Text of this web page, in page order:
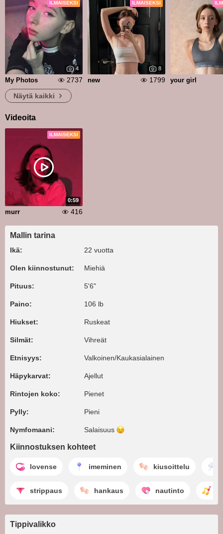
ILMAISEKSI
4
My Photos 2737
ILMAISEKSI
8
new 1799 your girl
Näytä kaikki
Videoita
ILMAISEKSI
0:59
murr 416
Mallin tarina
Ikä: 22 vuotta
Olen kiinnostunut: Miehiä
Pituus: 5'6"
Paino: 106 lb
Hiukset: Ruskeat
Silmät: Vihreät
Etnisyys: Valkoinen/Kaukasialainen
Häpykarvat: Ajellut
Rintojen koko: Pienet
Pylly: Pieni
Nymfomaani: Salaisuus
Kiinnostuksen kohteet
lovense imeminen kiusoittelu
strippaus hankaus nautinto
Tippivalikko